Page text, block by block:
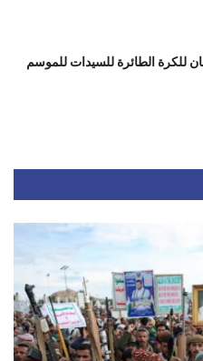
للكرة الطائرة للسيدات للموسم